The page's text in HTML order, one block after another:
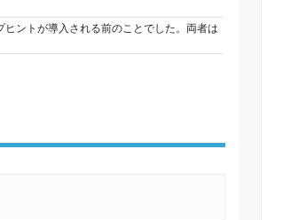
ントが導入される前のことでした。両者は